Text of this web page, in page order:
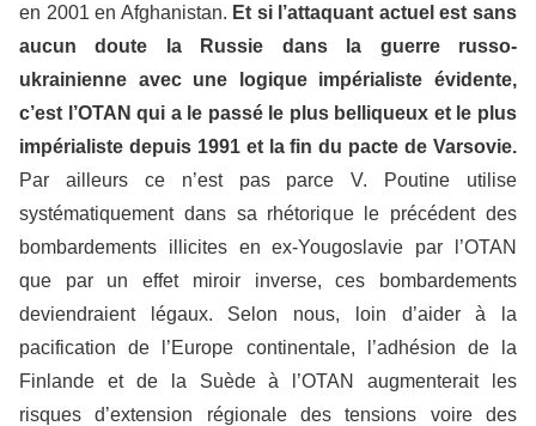
en 2001 en Afghanistan. Et si l’attaquant actuel est sans
aucun doute la Russie dans la guerre russo-
ukrainienne avec une logique impérialiste évidente,
c’est l’OTAN qui a le passé le plus belliqueux et le plus
impérialiste depuis 1991 et la fin du pacte de Varsovie.
Par ailleurs ce n’est pas parce V. Poutine utilise
systématiquement dans sa rhétorique le précédent des
bombardements illicites en ex-Yougoslavie par l’OTAN
que par un effet miroir inverse, ces bombardements
deviendraient légaux. Selon nous, loin d’aider à la
pacification de l’Europe continentale, l’adhésion de la
Finlande et de la Suède à l’OTAN augmenterait les
risques d’extension régionale des tensions voire des